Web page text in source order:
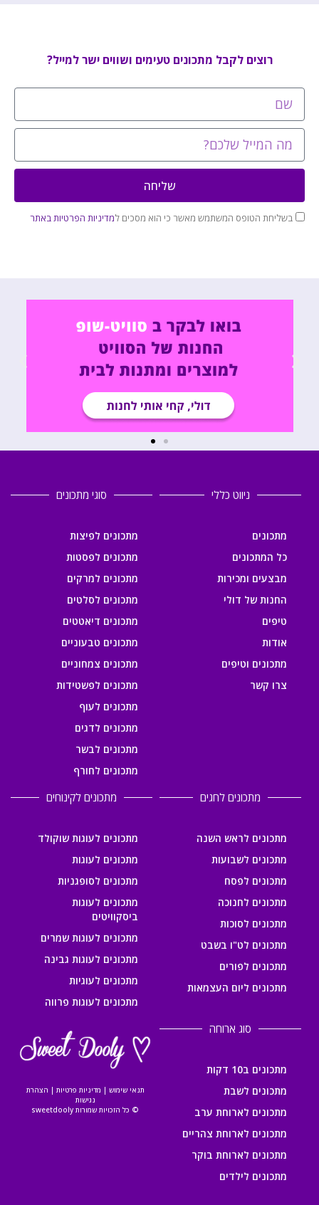
רוצים לקבל מתכונים טעימים ושווים ישר למייל?
בשליחת הטופס המשתמש מאשר כי הוא מסכים למדיניות הפרטיות באתר
שליחה
ניווט כללי
מתכונים
כל המתכונים
מבצעים ומכירות
החנות של דולי
טיפים
אודות
מתכונים וטיפים
צרו קשר
סוגי מתכונים
מתכונים לפיצות
מתכונים לפסטות
מתכונים למרקים
מתכונים לסלטים
מתכונים דיאטטים
מתכונים טבעוניים
מתכונים צמחוניים
מתכונים לפשטידות
מתכונים לעוף
מתכונים לדגים
מתכונים לבשר
מתכונים לחורף
מתכונים לחגים
מתכונים לראש השנה
מתכונים לשבועות
מתכונים לפסח
מתכונים לחנוכה
מתכונים לסוכות
מתכונים לט"ו בשבט
מתכונים לפורים
מתכונים ליום העצמאות
מתכונים לקינוחים
מתכונים לעוגות שוקולד
מתכונים לעוגות
מתכונים לסופגניות
מתכונים לעוגות
ביסקוויטים
מתכונים לעוגות שמרים
מתכונים לעוגות גבינה
מתכונים לעוגיות
מתכונים לעוגות פרווה
סוג ארוחה
מתכונים ב10 דקות
מתכונים לשבת
מתכונים לארוחת ערב
מתכונים לארוחת צהריים
מתכונים לארוחת בוקר
מתכונים לילדים
תנאי שימוש | מדיניות פרטיות | הצהרת
נגישות
© כל הזכויות שמורות sweetdooly